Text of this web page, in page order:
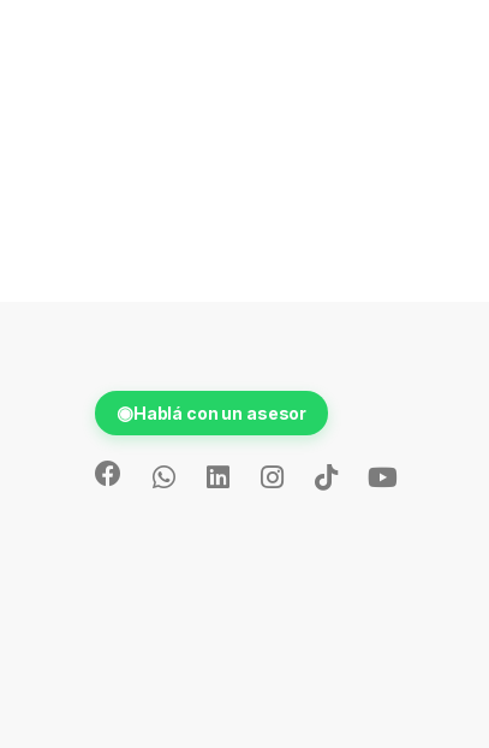
◉Hablá con un asesor